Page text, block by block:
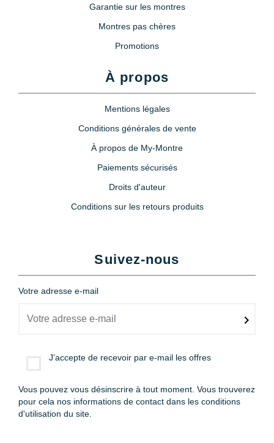
Garantie sur les montres
Montres pas chères
Promotions
À propos
Mentions légales
Conditions générales de vente
À propos de My-Montre
Paiements sécurisés
Droits d'auteur
Conditions sur les retours produits
Suivez-nous
Votre adresse e-mail
J'accepte de recevoir par e-mail les offres
Vous pouvez vous désinscrire à tout moment. Vous trouverez
pour cela nos informations de contact dans les conditions
d'utilisation du site.